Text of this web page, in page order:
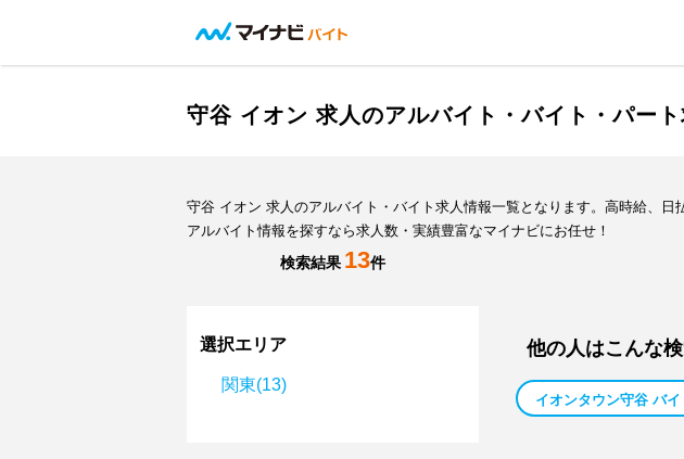
守谷 イオン 求人のアルバイト・バイト・パー
守谷 イオン 求人のアルバイト・バイト求人情報一覧となります。高時給、
アルバイト情報を探すなら求人数・実績豊富なマイナビにお任せ！
検索結果 13件
選択エリア
関東(13)
他の人はこんな
イオンタウン守谷 バイ